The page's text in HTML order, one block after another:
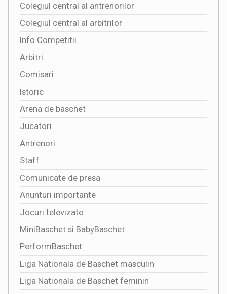
Colegiul central al antrenorilor
Colegiul central al arbitrilor
Info Competitii
Arbitri
Comisari
Istoric
Arena de baschet
Jucatori
Antrenori
Staff
Comunicate de presa
Anunturi importante
Jocuri televizate
MiniBaschet si BabyBaschet
PerformBaschet
Liga Nationala de Baschet masculin
Liga Nationala de Baschet feminin